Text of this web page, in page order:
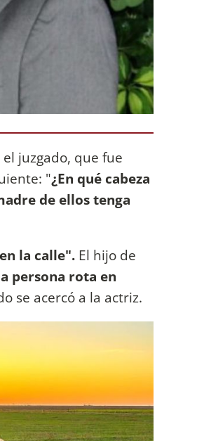
el juzgado, que fue
"¿En qué cabeza
de ellos tenga
la calle". El hijo de
persona rota en
se acercó a la actriz.